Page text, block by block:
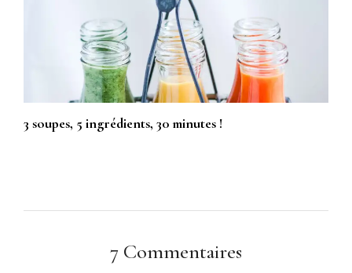
3 soupes, 5 ingrédients, 30 minutes !
7 Commentaires